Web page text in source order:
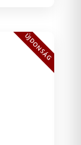
ÚJDONSÁG